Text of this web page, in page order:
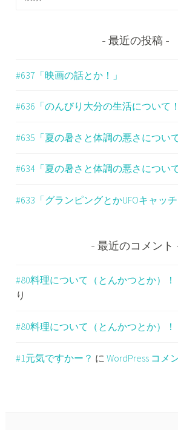
最近の投稿
#637「映画の話とか！」
#636「のんびり大分の生活について！
#635「夏の暑さと体調の悪さについ
#634「夏の暑さと体調の悪さについ
#633「グランピングとかUFOキャッ
最近のコメント
#80料理について（とんかつとか）！
り
#80料理について（とんかつとか）！
#1元気ですかー？ にWordPress コメ